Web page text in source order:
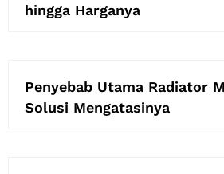
hingga Harganya
Penyebab Utama Radiator
Solusi Mengatasinya